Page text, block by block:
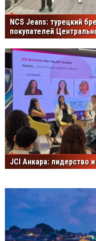
NCS Jeans: турецкий
покупателей
JCI Анкара: лидерство